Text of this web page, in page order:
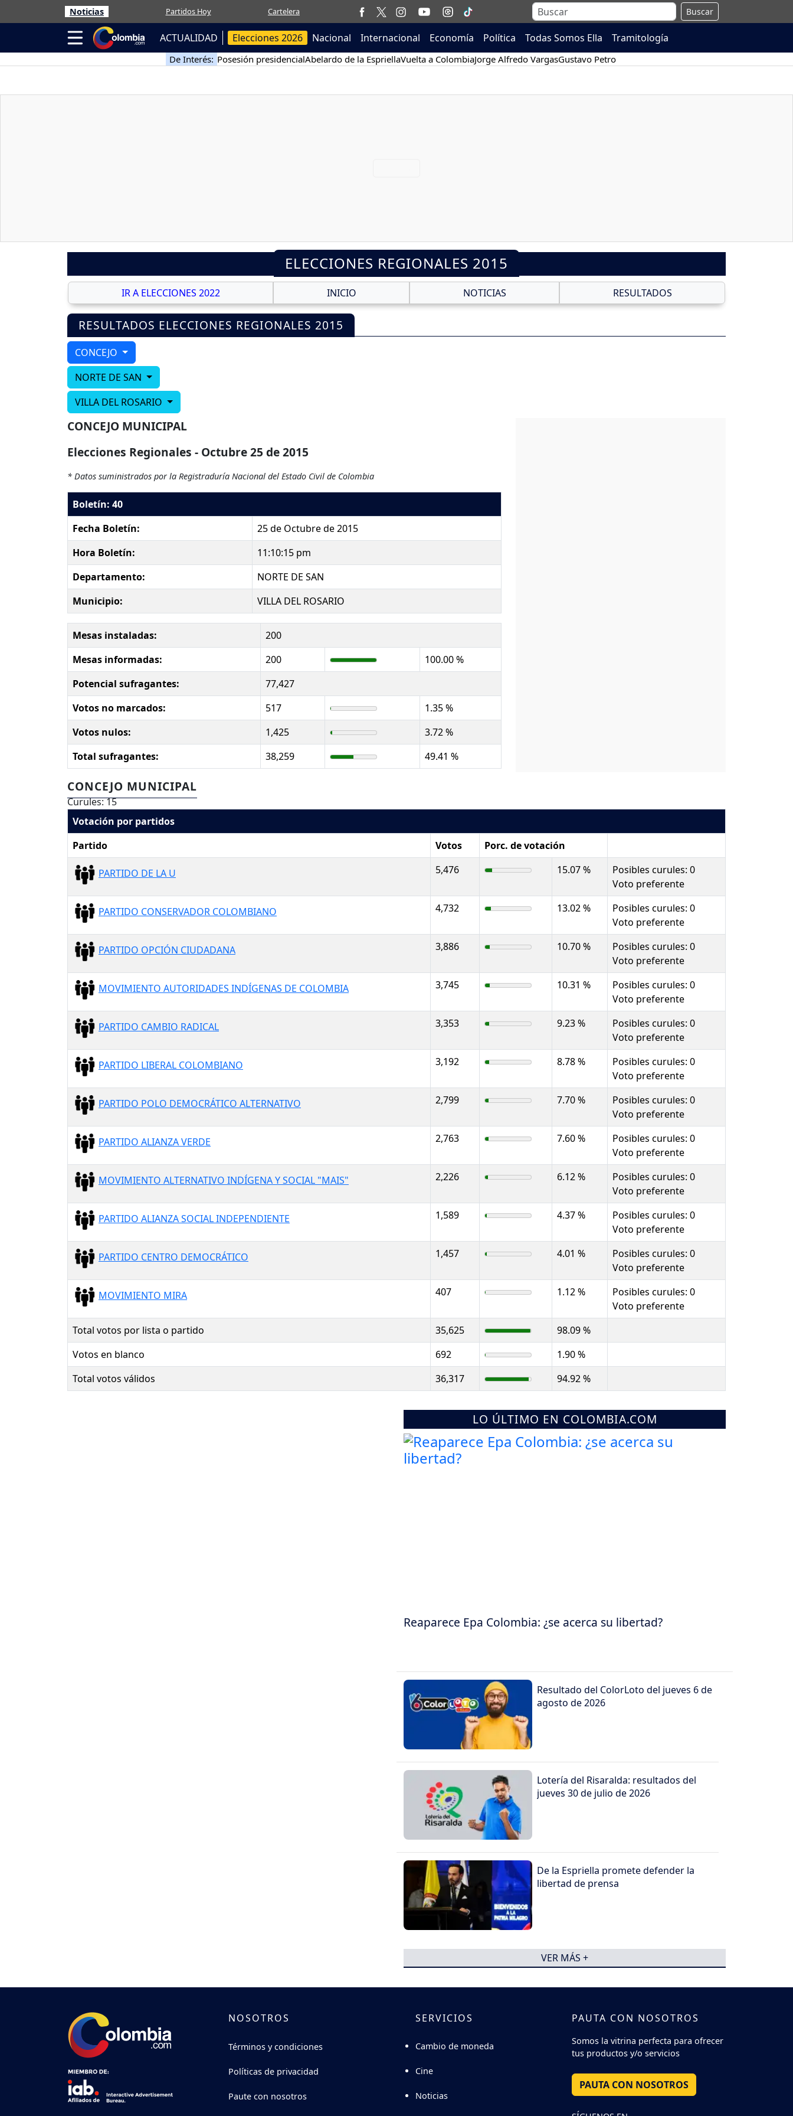
Noticias Partidos Hoy Cartelera Buscar
ACTUALIDAD Elecciones 2026 Nacional Internacional Economía Política Todas Somos Ella Tramitología
De Interés: Posesión presidencialAbelardo de la EspriellaVuelta a ColombiaJorge Alfredo VargasGustavo Petro
ELECCIONES REGIONALES 2015
IR A ELECCIONES 2022 INICIO NOTICIAS RESULTADOS
RESULTADOS ELECCIONES REGIONALES 2015
CONCEJO
NORTE DE SAN
VILLA DEL ROSARIO
CONCEJO MUNICIPAL
Elecciones Regionales - Octubre 25 de 2015
* Datos suministrados por la Registraduría Nacional del Estado Civil de Colombia
Boletín: 40
Fecha Boletín:
25 de Octubre de 2015
Hora Boletín:
11:10:15 pm
Departamento:
NORTE DE SAN
Municipio:
VILLA DEL ROSARIO
Mesas instaladas:
200
Mesas informadas:
200
100.00 %
Potencial sufragantes:
77,427
Votos no marcados:
517
1.35 %
Votos nulos:
1,425
3.72 %
Total sufragantes:
38,259 49.41 %
CONCEJO MUNICIPAL
Curules: 15
Votación por partidos
Partido
Votos Porc. de votación
PARTIDO DE LA U 5,476 15.07 %
Posibles curules: 0
Voto preferente
PARTIDO CONSERVADOR COLOMBIANO 4,732 13.02 %
Posibles curules: 0
Voto preferente
PARTIDO OPCIÓN CIUDADANA 3,886 10.70 %
Posibles curules: 0
Voto preferente
MOVIMIENTO AUTORIDADES INDÍGENAS DE COLOMBIA 3,745 10.31 %
Posibles curules: 0
Voto preferente
PARTIDO CAMBIO RADICAL 3,353 9.23 %
Posibles curules: 0
Voto preferente
PARTIDO LIBERAL COLOMBIANO 3,192 8.78 %
Posibles curules: 0
Voto preferente
PARTIDO POLO DEMOCRÁTICO ALTERNATIVO 2,799 7.70 %
Posibles curules: 0
Voto preferente
PARTIDO ALIANZA VERDE 2,763 7.60 %
Posibles curules: 0
Voto preferente
MOVIMIENTO ALTERNATIVO INDÍGENA Y SOCIAL "MAIS" 2,226 6.12 %
Posibles curules: 0
Voto preferente
PARTIDO ALIANZA SOCIAL INDEPENDIENTE 1,589 4.37 %
Posibles curules: 0
Voto preferente
PARTIDO CENTRO DEMOCRÁTICO 1,457 4.01 %
Posibles curules: 0
Voto preferente
MOVIMIENTO MIRA 407 1.12 %
Posibles curules: 0
Voto preferente
Total votos por lista o partido
35,625
98.09 %
Votos en blanco
692
1.90 %
Total votos válidos
36,317 94.92 %
LO ÚLTIMO EN COLOMBIA.COM
Reaparece Epa Colombia: ¿se acerca su libertad?
Resultado del ColorLoto del jueves 6 de
agosto de 2026
Lotería del Risaralda: resultados del
jueves 30 de julio de 2026
De la Espriella promete defender la
libertad de prensa
VER MÁS +
NOSOTROS
Términos y condiciones
Políticas de privacidad
Paute con nosotros
SERVICIOS
Cambio de moneda
Cine
Noticias
PAUTA CON NOSOTROS
Somos la vitrina perfecta para ofrecer
tus productos y/o servicios
PAUTA CON NOSOTROS